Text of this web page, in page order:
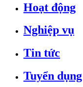
Hoạt động
Nghiệp vụ
Tin tức
Tuyển dụng